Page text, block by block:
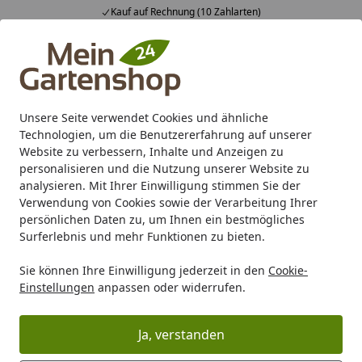
Unsere Seite verwendet Cookies und ähnliche
Technologien, um die Benutzererfahrung auf unserer
Website zu verbessern, Inhalte und Anzeigen zu
personalisieren und die Nutzung unserer Website zu
analysieren. Mit Ihrer Einwilligung stimmen Sie der
Verwendung von Cookies sowie der Verarbeitung Ihrer
persönlichen Daten zu, um Ihnen ein bestmögliches
Surferlebnis und mehr Funktionen zu bieten.
Sie können Ihre Einwilligung jederzeit in den Cookie-
Einstellungen anpassen oder widerrufen.
Ja, verstanden
Kauf auf Rechnung (10 Zahlarten)
Alle Produkte
Mein Konto
Suchen
Karibu Pools inkl. gratis Sandfilteranlage & Pool-
Starterset (Gesamtwert bis 468,99€)
Startseite
Marken Lightpro Lightpro Bodeneinbauleuchten
Lightpro Bodeneinbauleuchten
Ihre Artikelübersicht